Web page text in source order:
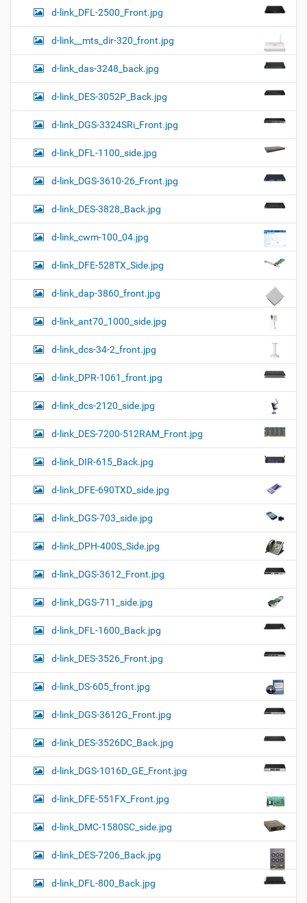
d-link_DFL-2500_Front.jpg
d-link__mts_dir-320_front.jpg
d-link_das-3248_back.jpg
d-link_DES-3052P_Back.jpg
d-link_DGS-3324SRi_Front.jpg
d-link_DFL-1100_side.jpg
d-link_DGS-3610-26_Front.jpg
d-link_DES-3828_Back.jpg
d-link_cwm-100_04.jpg
d-link_DFE-528TX_Side.jpg
d-link_dap-3860_front.jpg
d-link_ant70_1000_side.jpg
d-link_dcs-34-2_front.jpg
d-link_DPR-1061_front.jpg
d-link_dcs-2120_side.jpg
d-link_DES-7200-512RAM_Front.jpg
d-link_DIR-615_Back.jpg
d-link_DFE-690TXD_side.jpg
d-link_DGS-703_side.jpg
d-link_DPH-400S_Side.jpg
d-link_DGS-3612_Front.jpg
d-link_DGS-711_side.jpg
d-link_DFL-1600_Back.jpg
d-link_DES-3526_Front.jpg
d-link_DS-605_front.jpg
d-link_DGS-3612G_Front.jpg
d-link_DES-3526DC_Back.jpg
d-link_DGS-1016D_GE_Front.jpg
d-link_DFE-551FX_Front.jpg
d-link_DMC-1580SC_side.jpg
d-link_DES-7206_Back.jpg
d-link_DFL-800_Back.jpg